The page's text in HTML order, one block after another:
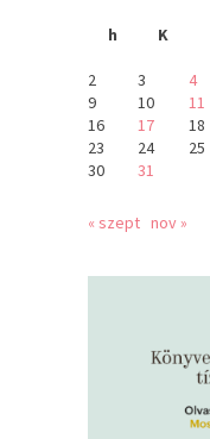
h
K
2
3 4
9
10 11
16
17 18
23
24 25
30
31
« szept nov »